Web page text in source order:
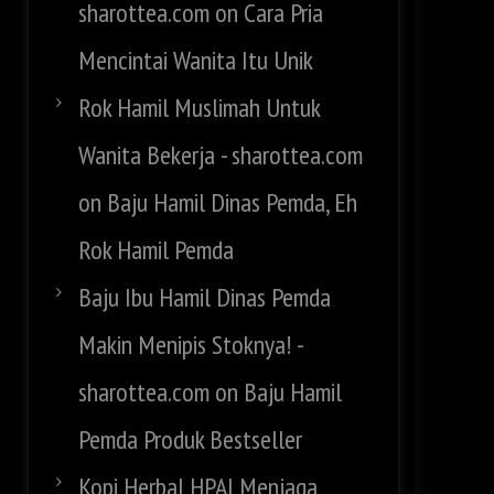
sharottea.comon Cara Pria
Mencintai Wanita Itu Unik
Rok Hamil Muslimah Untuk
Wanita Bekerja - sharottea.com
on Baju Hamil Dinas Pemda, Eh
Rok Hamil Pemda
Baju Ibu Hamil Dinas Pemda
Makin Menipis Stoknya! -
sharottea.comon Baju Hamil
Pemda Produk Bestseller
Kopi Herbal HPAI Menjaga